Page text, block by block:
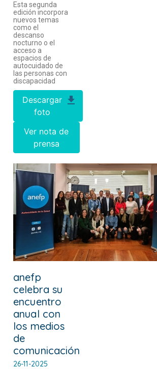
Esta segunda
edición incorpora
nuevos temas
como el
descanso
nocturno o el
acceso a
espacios de
autocuidado de
las personas con
discapacidad
Descargar
foto
Ver nota de
prensa
anefp
celebra su
encuentro
anual con
los medios
de
comunicación
26-11-2025